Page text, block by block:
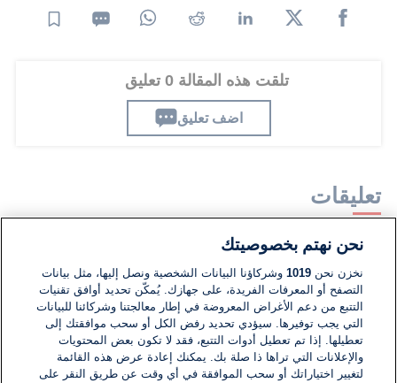
تلقت هذه المقالة 0 تعليق
اضف تعليق
تعليقات
لا توجد تعليقات مكتوبة حتى الآن. كن الأول!
اكتب تعليقًا جديدًا ...
نحن نهتم بخصوصيتك
نخزن نحن1019 وشركاؤنا البيانات الشخصية ونصل إليها، مثل بيانات
التصفح أو المعرفات الفريدة، على جهازك. يُمكّن تحديد أوافق تقنيات
التتبع من دعم الأغراض المعروضة في إطار معالجتنا وشركائنا للبيانات
التي يجب توفيرها. سيؤدي تحديد رفض الكل أو سحب موافقتك إلى
تعطيلها. إذا تم تعطيل أدوات التتبع، فقد لا تكون بعض المحتويات
والإعلانات التي تراها ذا صلة بك. يمكنك إعادة عرض هذه القائمة
لتغيير اختياراتك أو سحب الموافقة في أي وقت عن طريق النقر على